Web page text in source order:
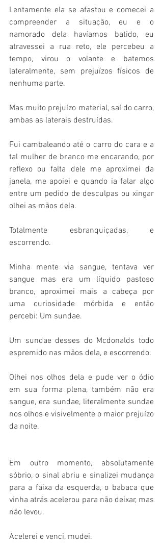
Lentamente ela se afastou e comecei a
compreender a situação, eu e o
namorado dela havíamos batido, eu
atravessei a rua reto, ele percebeu a
tempo, virou o volante e batemos
lateralmente, sem prejuízos físicos de
nenhuma parte.
Mas muito prejuízo material, saí do carro,
ambas as laterais destruídas.
Fui cambaleando até o carro do cara e a
tal mulher de branco me encarando, por
reflexo ou falta dele me aproximei da
janela, me apoiei e quando ia falar algo
entre um pedido de desculpas ou xingar
olhei as mãos dela.
Totalmente esbranquiçadas, e
escorrendo.
Minha mente via sangue, tentava ver
sangue mas era um líquido pastoso
branco, aproximei mais a cabeça por
uma curiosidade mórbida e então
percebi: Um sundae.
Um sundae desses do Mcdonalds todo
espremido nas mãos dela, e escorrendo.
Olhei nos olhos dela e pude ver o ódio
em sua forma plena, também não era
sangue, era sundae, literalmente sundae
nos olhos e visivelmente o maior prejuízo
da noite.
Em outro momento, absolutamente
sóbrio, o sinal abriu e sinalizei mudança
para a faixa da esquerda, o babaca que
vinha atrás acelerou para não deixar, mas
não levou.
Acelerei e venci, mudei.